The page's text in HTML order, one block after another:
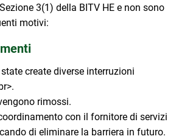
3(1) della BITV HE e non sono
motivi:
create diverse interruzioni
rimossi.
con il fornitore di servizi
di eliminare la barriera in futuro.